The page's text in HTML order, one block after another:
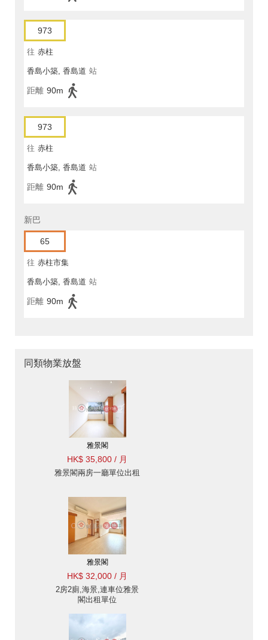
973
往 赤柱
香島小築, 香島道 站
距離 90m
973
往 赤柱
香島小築, 香島道 站
距離 90m
新巴
65
往 赤柱市集
香島小築, 香島道 站
距離 90m
同類物業放盤
雅景閣
HK$ 35,800 / 月
雅景閣兩房一廳單位出租
雅景閣
HK$ 32,000 / 月
2房2廁,海景,連車位雅景
閣出租單位